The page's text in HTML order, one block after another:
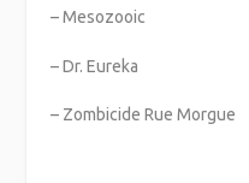
– Mesozooic
– Dr. Eureka
– Zombicide Rue Morgue